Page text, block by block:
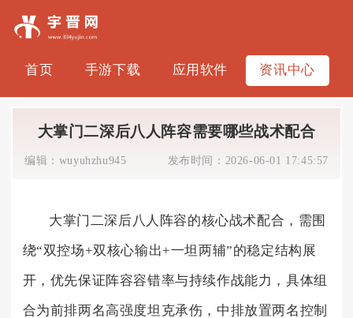
首页 手游下载 应用软件 资讯中心
大掌门二深后八人阵容需要哪些战术配合
编辑： wuyuhzhu945 发布时间： 2026-06-01 17:45:57
大掌门二深后八人阵容的核心战术配合，需围
绕“双控场+双核心输出+一坦两辅”的稳定结构展
开，优先保证阵容容错率与持续作战能力，具体组
合为前排两名高强度坦克承伤，中排放置两名控制